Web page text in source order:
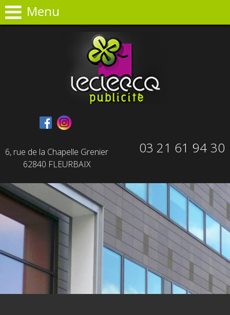
Menu
6, rue de la Chapelle Grenier
62840 FLEURBAIX
03 21 61 94 30
Panneau de gestion des cookies